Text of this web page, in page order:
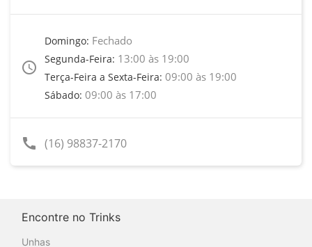
access_time
Domingo: Fechado
Segunda-Feira: 13:00 às 19:00
Terça-Feira a Sexta-Feira: 09:00 às 19:00
Sábado: 09:00 às 17:00
call (16) 98837-2170
Encontre no Trinks
Unhas